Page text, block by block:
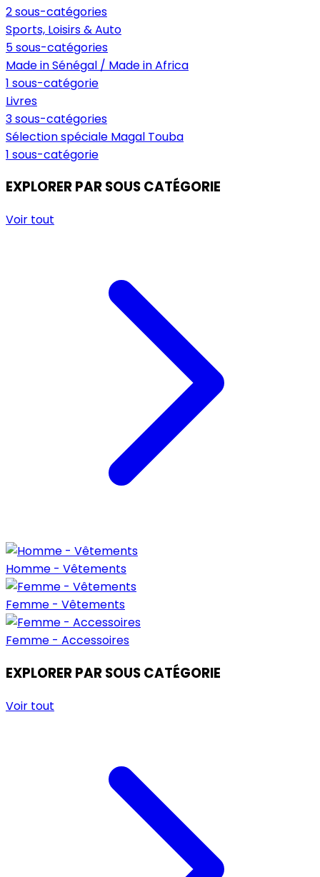
2 sous-catégories
Sports, Loisirs & Auto
5 sous-catégories
Made in Sénégal / Made in Africa
1 sous-catégorie
Livres
3 sous-catégories
Sélection spéciale Magal Touba
1 sous-catégorie
EXPLORER PAR SOUS CATÉGORIE
Voir tout
Homme - Vêtements
Femme - Vêtements
Femme - Accessoires
EXPLORER PAR SOUS CATÉGORIE
Voir tout